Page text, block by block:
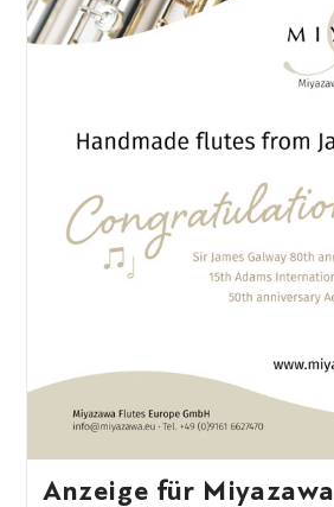
Anzeige für Miyazawa